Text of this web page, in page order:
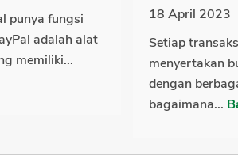
punya fungsi
adalah alat
memiliki...
18 April 2023
Setiap
menyertakan
dengan
bagaimana...